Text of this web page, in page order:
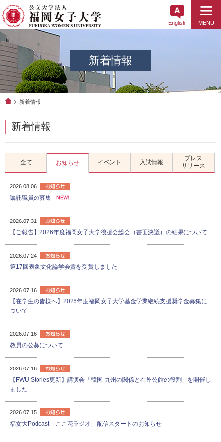
MENU
English
新着情報
新着情報
新着情報
全て お知らせ イベント 入試情報
プレス
リリース
2026.08.06
嘱託職員の募集
2026.07.31
【ご報告】2026年度福岡女子大学後援会総会（書面決議）の結果について
2026.07.24
第17回表象文化論学会賞を受賞しました
2026.07.16
【在学生の皆様へ】2026年度福岡女子大学基金学業継続支援奨学金募集に
ついて
2026.07.16
教員の公募について
2026.07.16
【FWU Stories更新】講演会「韓国-九州の関係と在外公館の役割」を開催し
ました
2026.07.15
福女大Podcast「ここ花ラジオ」配信スタートのお知らせ